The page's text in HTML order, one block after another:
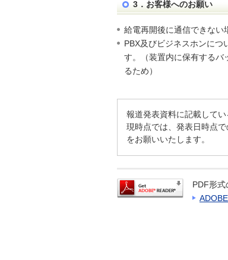
3．お客様へのお願い
給電再開後に通信できない
PBX及びビジネスホンにつ
す。（装置内に保有するバ
るため）
報道発表資料に記載してい
現時点では、発表日時点
をお願いいたします。
PDF形式